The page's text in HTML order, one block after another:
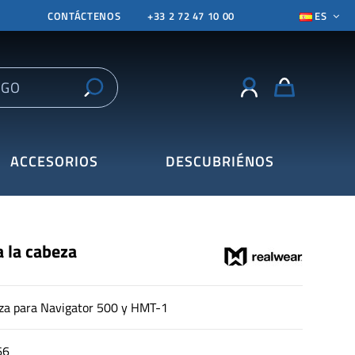
CONTÁCTENOS +33 2 72 47 10 00 ES
ACCESORIOS DESCUBRIÉNOS
la cabeza
para Navigator 500 y HMT-1